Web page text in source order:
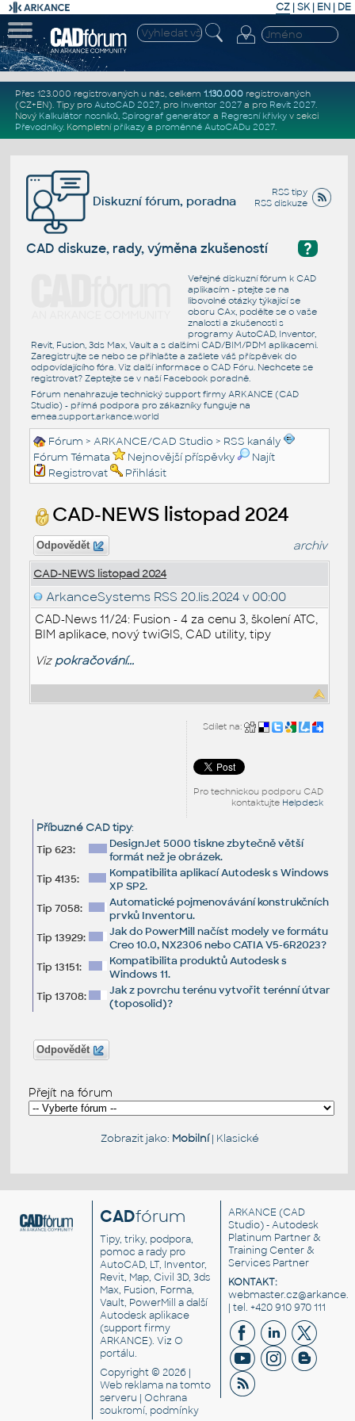
CZ | SK| EN | DE
Přes 123.000 registrovaných u nás, celkem 1.130.000registrovaných
(CZ+EN). Tipy pro AutoCAD 2027, pro Inventor 2027a pro Revit 2027.
Nový Kalkulátor nosníků, Spirograf generátor a Regresní křivkyv sekci
Převodníky. Kompletní příkazya proměnné AutoCADu 2027.
RSS tipy
RSS diskuze
Diskuzní fórum, poradna
?
CAD diskuze, rady, výměna zkušeností
Veřejné diskuzní fórum k CAD
aplikacím - ptejte se na
libovolné otázky týkající se
oboru CAx, podělte se o vaše
znalosti a zkušenosti s
programy AutoCAD, Inventor,
Revit, Fusion, 3ds Max, Vault a s dalšími CAD/BIM/PDM aplikacemi.
Zaregistrujte se nebo se přihlašte a zašlete váš příspěvek do
odpovídajícího fóra. Viz další informace o CAD Fóru. Nechcete se
registrovat? Zeptejte se v naší Facebook poradně.
Fórum nenahrazuje technický support firmy ARKANCE (CAD
Studio) - přímá podpora pro zákazníky funguje na
emea.support.arkance.world
Fórum >ARKANCE/CAD Studio > RSS kanály
Fórum Témata
Nejnovější příspěvky
Najít
Registrovat
Přihlásit
CAD-NEWS listopad 2024
Odpovědět archiv
CAD-NEWS listopad 2024
ArkanceSystems RSS 20.lis.2024 v 00:00
CAD-News 11/24: Fusion - 4 za cenu 3, školení ATC,
BIM aplikace, nový twiGIS, CAD utility, tipy
Viz pokračování...
Sdílet na:
Pro technickou podporu CAD
kontaktujte Helpdesk
Příbuzné CAD tipy:
Tip 623:
DesignJet 5000 tiskne zbytečně větší
formát než je obrázek.
Tip 4135:
Kompatibilita aplikací Autodesk s Windows
XP SP2.
Tip 7058:
Automatické pojmenovávání konstrukčních
prvků Inventoru.
Tip 13929:
Jak do PowerMill načíst modely ve formátu
Creo 10.0, NX2306 nebo CATIA V5-6R2023?
Tip 13151:
Kompatibilita produktů Autodesk s
Windows 11.
Tip 13708:
Jak z povrchu terénu vytvořit terénní útvar
(toposolid)?
Odpovědět
Přejít na fórum
Zobrazit jako: Mobilní| Klasické
CADfórum
Tipy, triky, podpora,
pomoc a rady pro
AutoCAD, LT, Inventor,
Revit, Map, Civil 3D, 3ds
Max, Fusion, Forma,
Vault, PowerMill a další
Autodesk aplikace
(support firmy
ARKANCE). VizO
portálu.
Copyright © 2026 |
Web reklama na tomto
serveru |Ochrana
soukromí, podmínky
ARKANCE (CAD
Studio) - Autodesk
Platinum Partner &
Training Center &
Services Partner
KONTAKT:
| tel. +420 910 970 111